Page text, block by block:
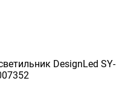
DesignLed SY-